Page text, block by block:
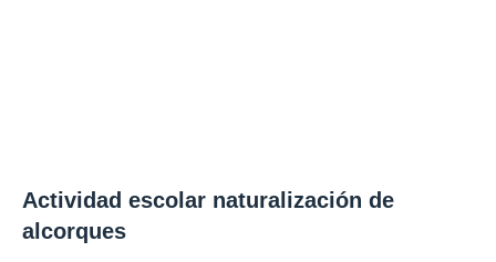
Actividad escolar naturalización de
alcorques